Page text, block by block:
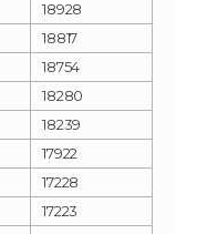
18928
18817
18754
18280
18239
17922
17228
17223